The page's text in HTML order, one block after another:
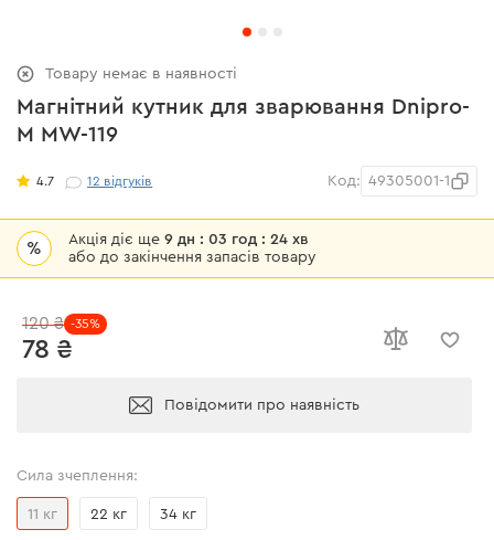
Магнітний кутник для зварювання Dnipro-
M MW-119
4.7 12 відгуків Код: 49305001-1
% Акція діє ще9 дн : 03 год : 24 хв
або до закінчення запасів товару
78 ₴
120 ₴ -35%
Повідомити про наявність
Товару немає в наявності
Сила зчеплення:
11 кг 22 кг 34 кг